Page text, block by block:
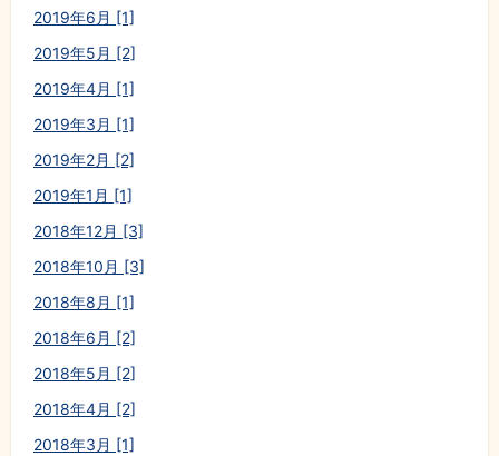
2019年6月 [1]
2019年5月 [2]
2019年4月 [1]
2019年3月 [1]
2019年2月 [2]
2019年1月 [1]
2018年12月 [3]
2018年10月 [3]
2018年8月 [1]
2018年6月 [2]
2018年5月 [2]
2018年4月 [2]
2018年3月 [1]